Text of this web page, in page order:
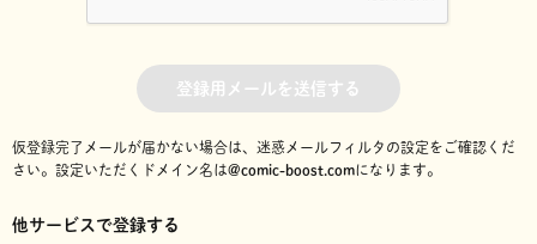
登録用メールを送信する
仮登録完了メールが届かない場合は、迷惑メールフィルタの設定をご確認くだ
さい。 設定いただくドメイン名は@comic-boost.comになります。
他サービスで登録する